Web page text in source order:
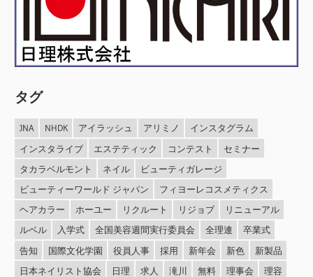
送
り
タグ
JNA NHDK アイラッシュ アリミノ
インスタグラム
インスタライブ
エステティック コンテスト
セミナー
タカラベルモント
ネイル
ビューティガレージ
ビューティーワールド ジャパン
フィヨーレコスメティクス
ヘアカラー
ホーユー リクルート リジョブ
リニューアル
ルベル
入学式 全国美容週間実行委員会 全理連
卒業式
告知
国際文化学園 役員人事 採用 新年会 新色
新製品
日本ネイリスト協会
日理 求人 滝川 無料 理事会
理容